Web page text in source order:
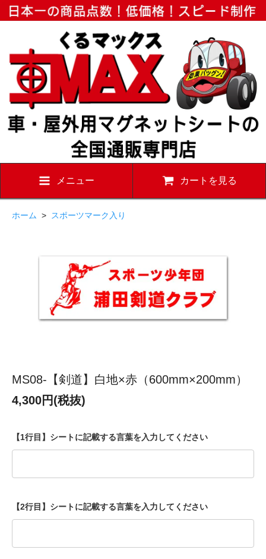
メニュー カートを見る
ホーム > スポーツマーク入り
MS08-【剣道】白地×赤（600mm×200mm）
4,300円(税抜)
【1行目】シートに記載する言葉を入力してください
【2行目】シートに記載する言葉を入力してください